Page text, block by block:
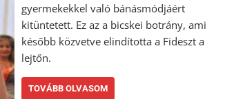
gyermekekkel való bánásmódjáért
kitüntetett. Ez az a bicskei botrány, ami
később közvetve elindította a Fideszt a
lejtőn.
TOVÁBB OLVASOM